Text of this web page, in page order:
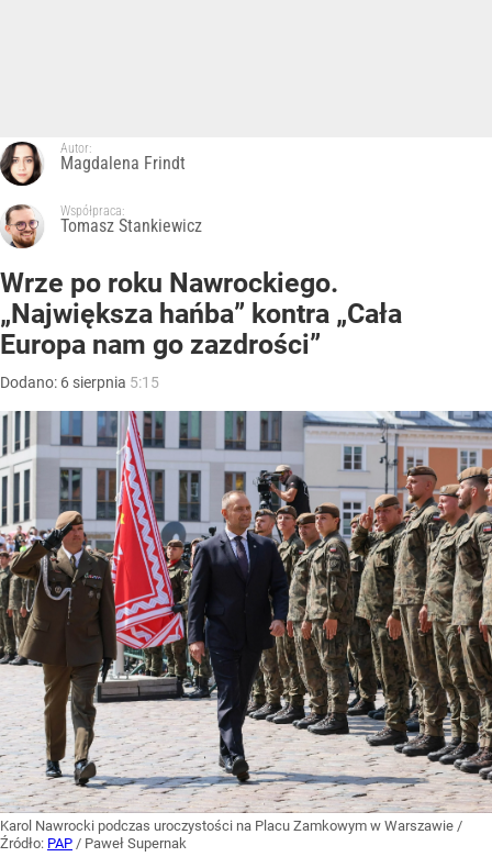
Autor:
Magdalena Frindt
Współpraca:
Tomasz Stankiewicz
Wrze po roku Nawrockiego.
„Największa hańba” kontra „Cała
Europa nam go zazdrości”
Dodano: 6 sierpnia 5:15
Karol Nawrocki podczas uroczystości na Placu Zamkowym w Warszawie /
Źródło: PAP / Paweł Supernak